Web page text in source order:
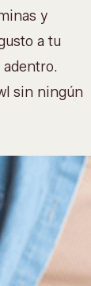
y
a tu
sin ningún